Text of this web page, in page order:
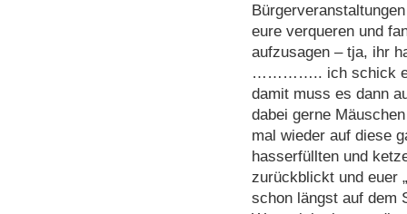
eure verqueren und
aufzusagen – tja, ihr
………….. ich schick
damit muss es dann
dabei gerne
mal wieder auf diese
hasserfüllten und
zurückblickt und euer
schon längst auf dem